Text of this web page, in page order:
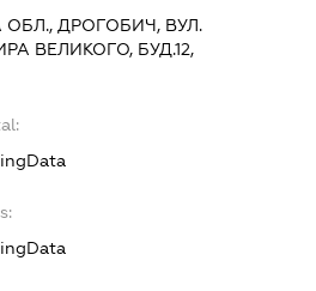
ОБЛ., ДРОГОБИЧ, ВУЛ.
ВЕЛИКОГО, БУД.12,